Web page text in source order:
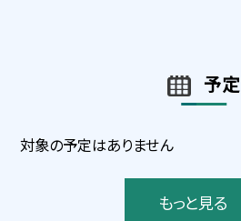
予定
対象の予定はありません
もっと見る